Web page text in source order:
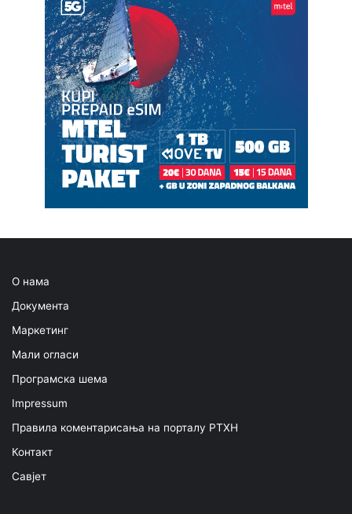
О нама
Документа
Маркетинг
Мали огласи
Програмска шема
Impressum
Правила коментарисања на порталу РТХН
Контакт
Савјет